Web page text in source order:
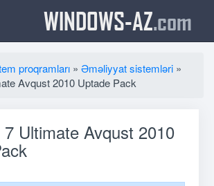
WINDOWS-AZ.com
proqramları » Əməliyyat sistemləri »
Avqust 2010 Uptade Pack
Ultimate Avqust 2010